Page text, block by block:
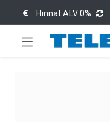
Hinnat ALV 0%